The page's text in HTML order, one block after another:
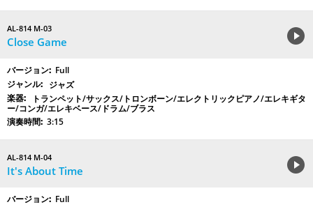
AL-814 M-03
Close Game
Full
ジャズ
トランペット/サックス/トロンボーン/エレクトリックピアノ/エレキギタ
ー/コンガ/エレキベース/ドラム/ブラス
3:15
AL-814 M-04
It's About Time
Full